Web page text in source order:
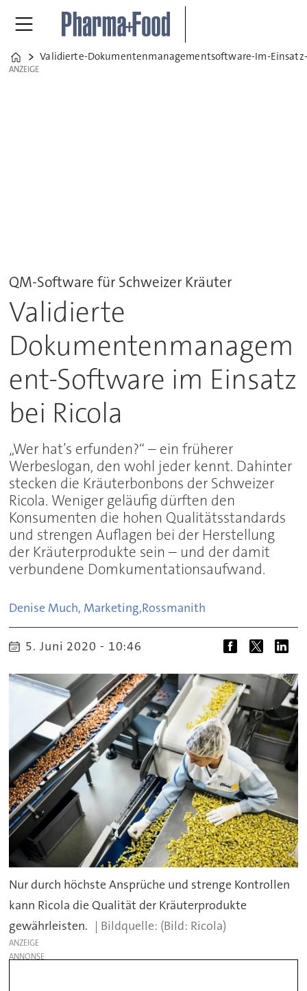
Home
Validierte-Dokumentenmanagementsoftware-Im-
ANZEIGE
ANZEIGE
QM-Software für Schweizer Kräuter
Validierte
Dokumentenmanagem
ent-Software im Einsatz
bei Ricola
„Wer hat’s erfunden?“ – ein früherer
Werbeslogan, den wohl jeder kennt. Dahinter
stecken die Kräuterbonbons der Schweizer
Ricola. Weniger geläufig dürften den
Konsumenten die hohen Qualitätsstandards
und strengen Auflagen bei der Herstellung
der Kräuterprodukte sein – und der damit
verbundene Domkumentationsaufwand.
Denise Much, Marketing,Rossmanith
5. Juni 2020 - 10:46
Nur durch höchste Ansprüche und strenge Kontrollen
kann Ricola die Qualität der Kräuterprodukte
gewährleisten.
(Bild: Ricola)
ANZEIGE